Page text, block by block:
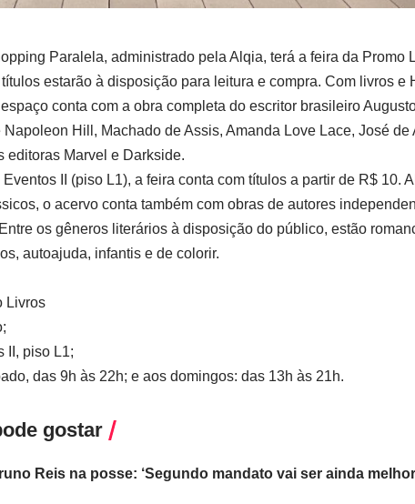
Paralela, administrado pela Alqia, terá a feira da Promo
estarão à disposição para leitura e compra. Com livros e
conta com a obra completa do escritor brasileiro
Hill, Machado de Assis, Amanda Love Lace, José de
editoras Marvel e Darkside.
II (piso L1), a feira conta com títulos a partir de R$ 10.
o acervo conta também com obras de autores
os gêneros literários à disposição do público, estão
autoajuda, infantis e de colorir.
Livros
II, piso L1;
das 9h às 22h; e aos domingos: das 13h às 21h.
gostar
Reis na posse: ‘Segundo mandato vai ser ainda